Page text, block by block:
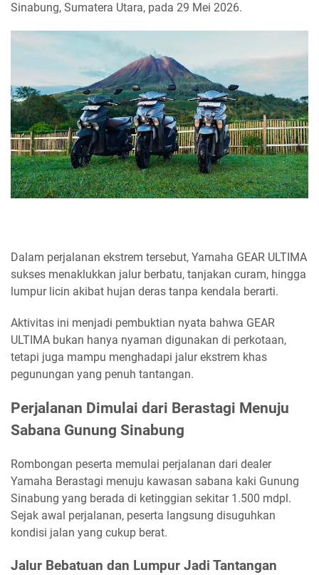
Sinabung, Sumatera Utara, pada 29 Mei 2026.
Dalam perjalanan ekstrem tersebut, Yamaha GEAR ULTIMA
sukses menaklukkan jalur berbatu, tanjakan curam, hingga
lumpur licin akibat hujan deras tanpa kendala berarti.
Aktivitas ini menjadi pembuktian nyata bahwa GEAR
ULTIMA bukan hanya nyaman digunakan di perkotaan,
tetapi juga mampu menghadapi jalur ekstrem khas
pegunungan yang penuh tantangan.
Perjalanan Dimulai dari Berastagi Menuju
Sabana Gunung Sinabung
Rombongan peserta memulai perjalanan dari dealer
Yamaha Berastagi menuju kawasan sabana kaki Gunung
Sinabung yang berada di ketinggian sekitar 1.500 mdpl.
Sejak awal perjalanan, peserta langsung disuguhkan
kondisi jalan yang cukup berat.
Jalur Bebatuan dan Lumpur Jadi Tantangan